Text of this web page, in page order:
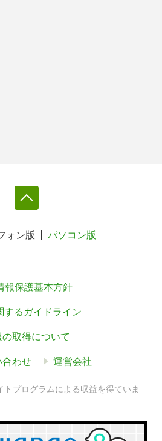
ォン版 パソコン版
報保護基本方針
するガイドライン
取得について
合わせ 運営会社
プログラムによる収益を得ていま